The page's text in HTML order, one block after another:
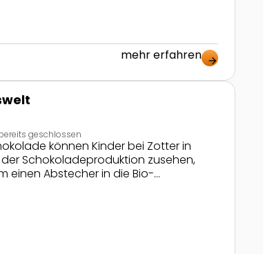
mehr erfahren arrow_forward
geschlossen
können Kinder bei Zotter in
Schokoladeproduktion zusehen,
einen Abstecher in die Bio-